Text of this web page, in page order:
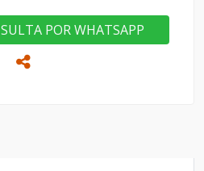
POR WHATSAPP